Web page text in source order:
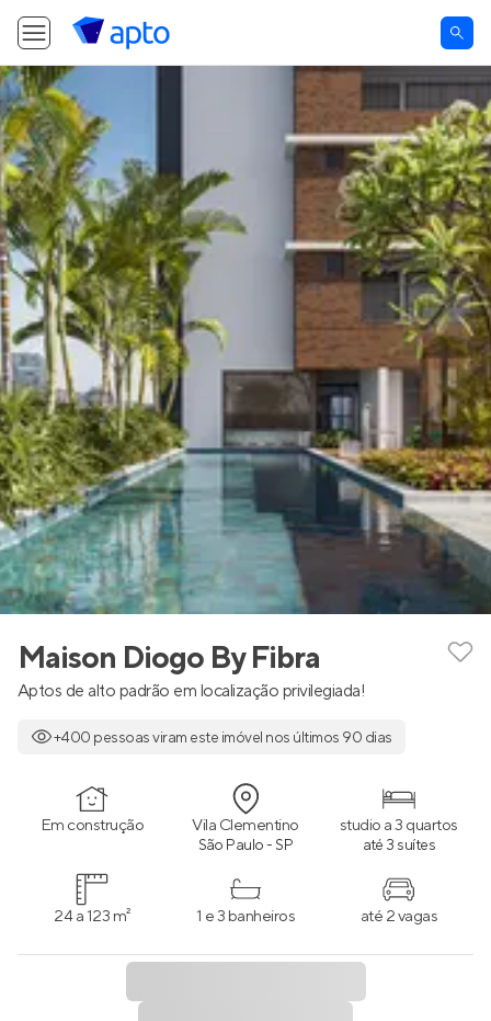
Maison Diogo By Fibra
Aptos de alto padrão em localização privilegiada!
+400 pessoas viram este imóvel nos últimos 90 dias
Em construção Vila Clementino
São Paulo - SP
studio a 3 quartos
até 3 suítes
24 a 123 m² 1 e 3 banheiros até 2 vagas